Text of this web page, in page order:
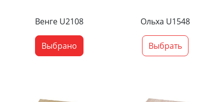
Венге U2108
Выбрано
Ольха U1548
Выбрать